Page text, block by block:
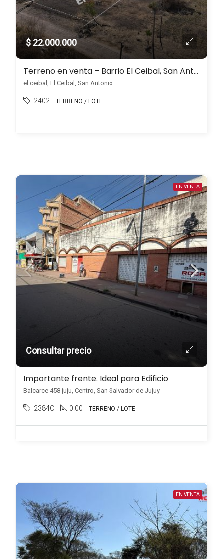
$ 22.000.000
Terreno en venta – Barrio El Ceibal, San Antonio
el ceibal, El Ceibal, San Antonio
2402 TERRENO / LOTE
EN VENTA
Consultar precio
Importante frente. Ideal para Edificio
Balcarce 458 juju, Centro, San Salvador de Jujuy
2384C 0.00 TERRENO / LOTE
EN VENTA